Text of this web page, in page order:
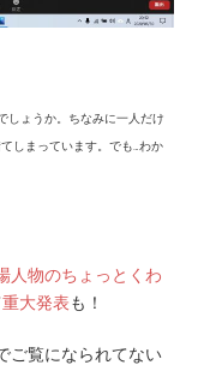
しょうか。ちなみに一人だけ
しまっています。でも…わか
人物のちょっとくわ
重大発表も！
ご覧になられてない